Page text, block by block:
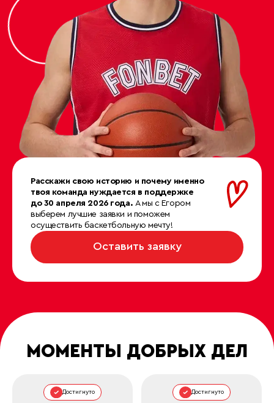
Расскажи свою историю и почему именно
твоя команда нуждается в поддержке
до 30 апреля 2026 года. А мы с Егором
выберем лучшие заявки и поможем
осуществить баскетбольную мечту!
Оставить заявку
МОМЕНТЫ ДОБРЫХ ДЕЛ
Достигнуто Достигнуто